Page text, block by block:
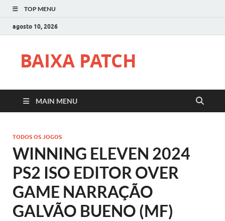
TOP MENU
agosto 10, 2026
BAIXA PATCH
MAIN MENU
TODOS OS JOGOS
WINNING ELEVEN 2024
PS2 ISO EDITOR OVER
GAME NARRAÇÃO
GALVÃO BUENO (MF)